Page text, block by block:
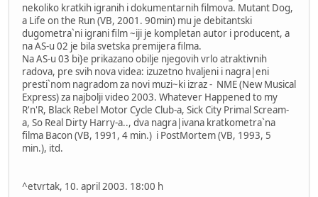
nekoliko kratkih igranih i dokumentarnih filmova. Mutant Dog,
a Life on the Run (VB, 2001. 90min) mu je debitantski
dugometra`ni igrani film ~iji je kompletan autor i producent, a
na AS-u 02 je bila svetska premijera filma.
Na AS-u 03 bi}e prikazano obilje njegovih vrlo atraktivnih
radova, pre svih nova videa: izuzetno hvaljeni i nagra|eni
presti`nom nagradom za novi muzi~ki izraz - NME (New Musical
Express) za najbolji video 2003. Whatever Happened to my
R'n'R, Black Rebel Motor Cycle Club-a, Sick City Primal Scream-
a, So Real Dirty Harry-a.., dva nagra|ivana kratkometra`na
filma Bacon (VB, 1991, 4 min.) i PostMortem (VB, 1993, 5
min.), itd.
^etvrtak, 10. april 2003. 18:00 h